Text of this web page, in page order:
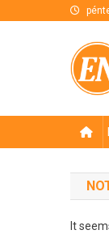
It